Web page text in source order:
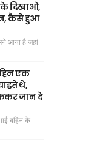
के दिखाओ,
कैसे हुआ
आया है जहां
एक
थे,
जान दे
बहिन के